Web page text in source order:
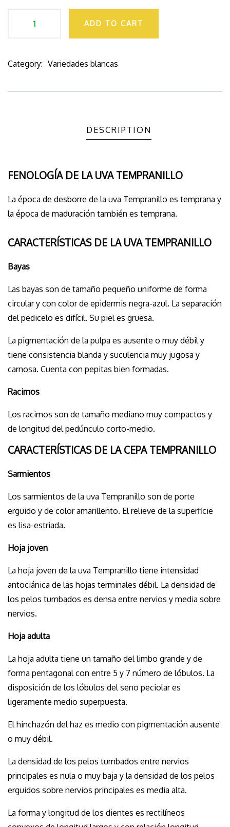
ADD TO CART
Category: Variedades blancas
DESCRIPTION
FENOLOGÍA DE LA UVA TEMPRANILLO
La época de desborre de la uva Tempranillo es temprana y
la época de maduración también es temprana.
CARACTERÍSTICAS DE LA UVA TEMPRANILLO
Bayas
Las bayas son de tamaño pequeño uniforme de forma
circular y con color de epidermis negra-azul. La separación
del pedicelo es difícil. Su piel es gruesa.
La pigmentación de la pulpa es ausente o muy débil y
tiene consistencia blanda y suculencia muy jugosa y
carnosa. Cuenta con pepitas bien formadas.
Racimos
Los racimos son de tamaño mediano muy compactos y
de longitud del pedúnculo corto-medio.
CARACTERÍSTICAS DE LA CEPA TEMPRANILLO
Sarmientos
Los sarmientos de la uva Tempranillo son de porte
erguido y de color amarillento. El relieve de la superficie
es lisa-estriada.
Hoja joven
La hoja joven de la uva Tempranillo tiene intensidad
antociánica de las hojas terminales débil. La densidad de
los pelos tumbados es densa entre nervios y media sobre
nervios.
Hoja adulta
La hoja adulta tiene un tamaño del limbo grande y de
forma pentagonal con entre 5 y 7 número de lóbulos. La
disposición de los lóbulos del seno peciolar es
ligeramente medio superpuesta.
El hinchazón del haz es medio con pigmentación ausente
o muy débil.
La densidad de los pelos tumbados entre nervios
principales es nula o muy baja y la densidad de los pelos
erguidos sobre nervios principales es media alta.
La forma y longitud de los dientes es rectilíneos